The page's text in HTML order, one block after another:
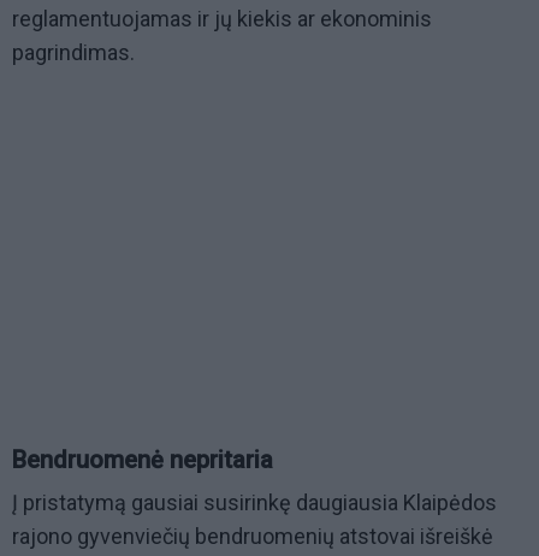
reglamentuojamas ir jų kiekis ar ekonominis
pagrindimas.
Bendruomenė nepritaria
Į pristatymą gausiai susirinkę daugiausia Klaipėdos
rajono gyvenviečių bendruomenių atstovai išreiškė